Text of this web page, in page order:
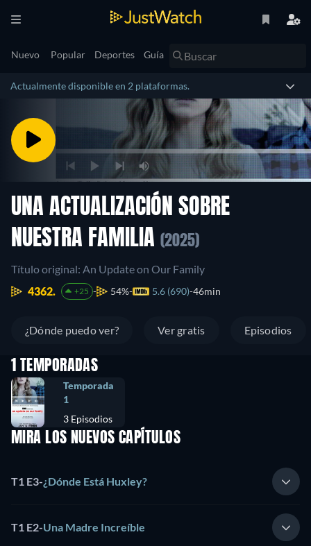
Nuevo Popular Deportes Guía
Actualmente disponible en 2 plataformas.
UNA ACTUALIZACIÓN SOBRE
NUESTRA FAMILIA (2025)
Título original: An Update on Our Family
4362.
+25 54% 5.6 (690) 46min
¿Dónde puedo ver? Ver gratis Episodios
1 TEMPORADAS
Temporada
1
3 Episodios
MIRA LOS NUEVOS CAPÍTULOS
T1 E3-¿Dónde Está Huxley?
T1 E2-Una Madre Increíble